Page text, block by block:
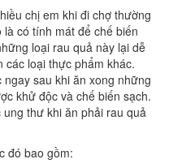
chị em khi đi chợ thường
có tính mát để chế biến
loại rau quả này lại dễ
các loại thực phẩm khác.
sau khi ăn xong những
khử độc và chế biến sạch.
thư khi ăn phải rau quả
đó bao gồm: